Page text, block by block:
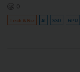
0
Tech & Biz AI SSD GPU